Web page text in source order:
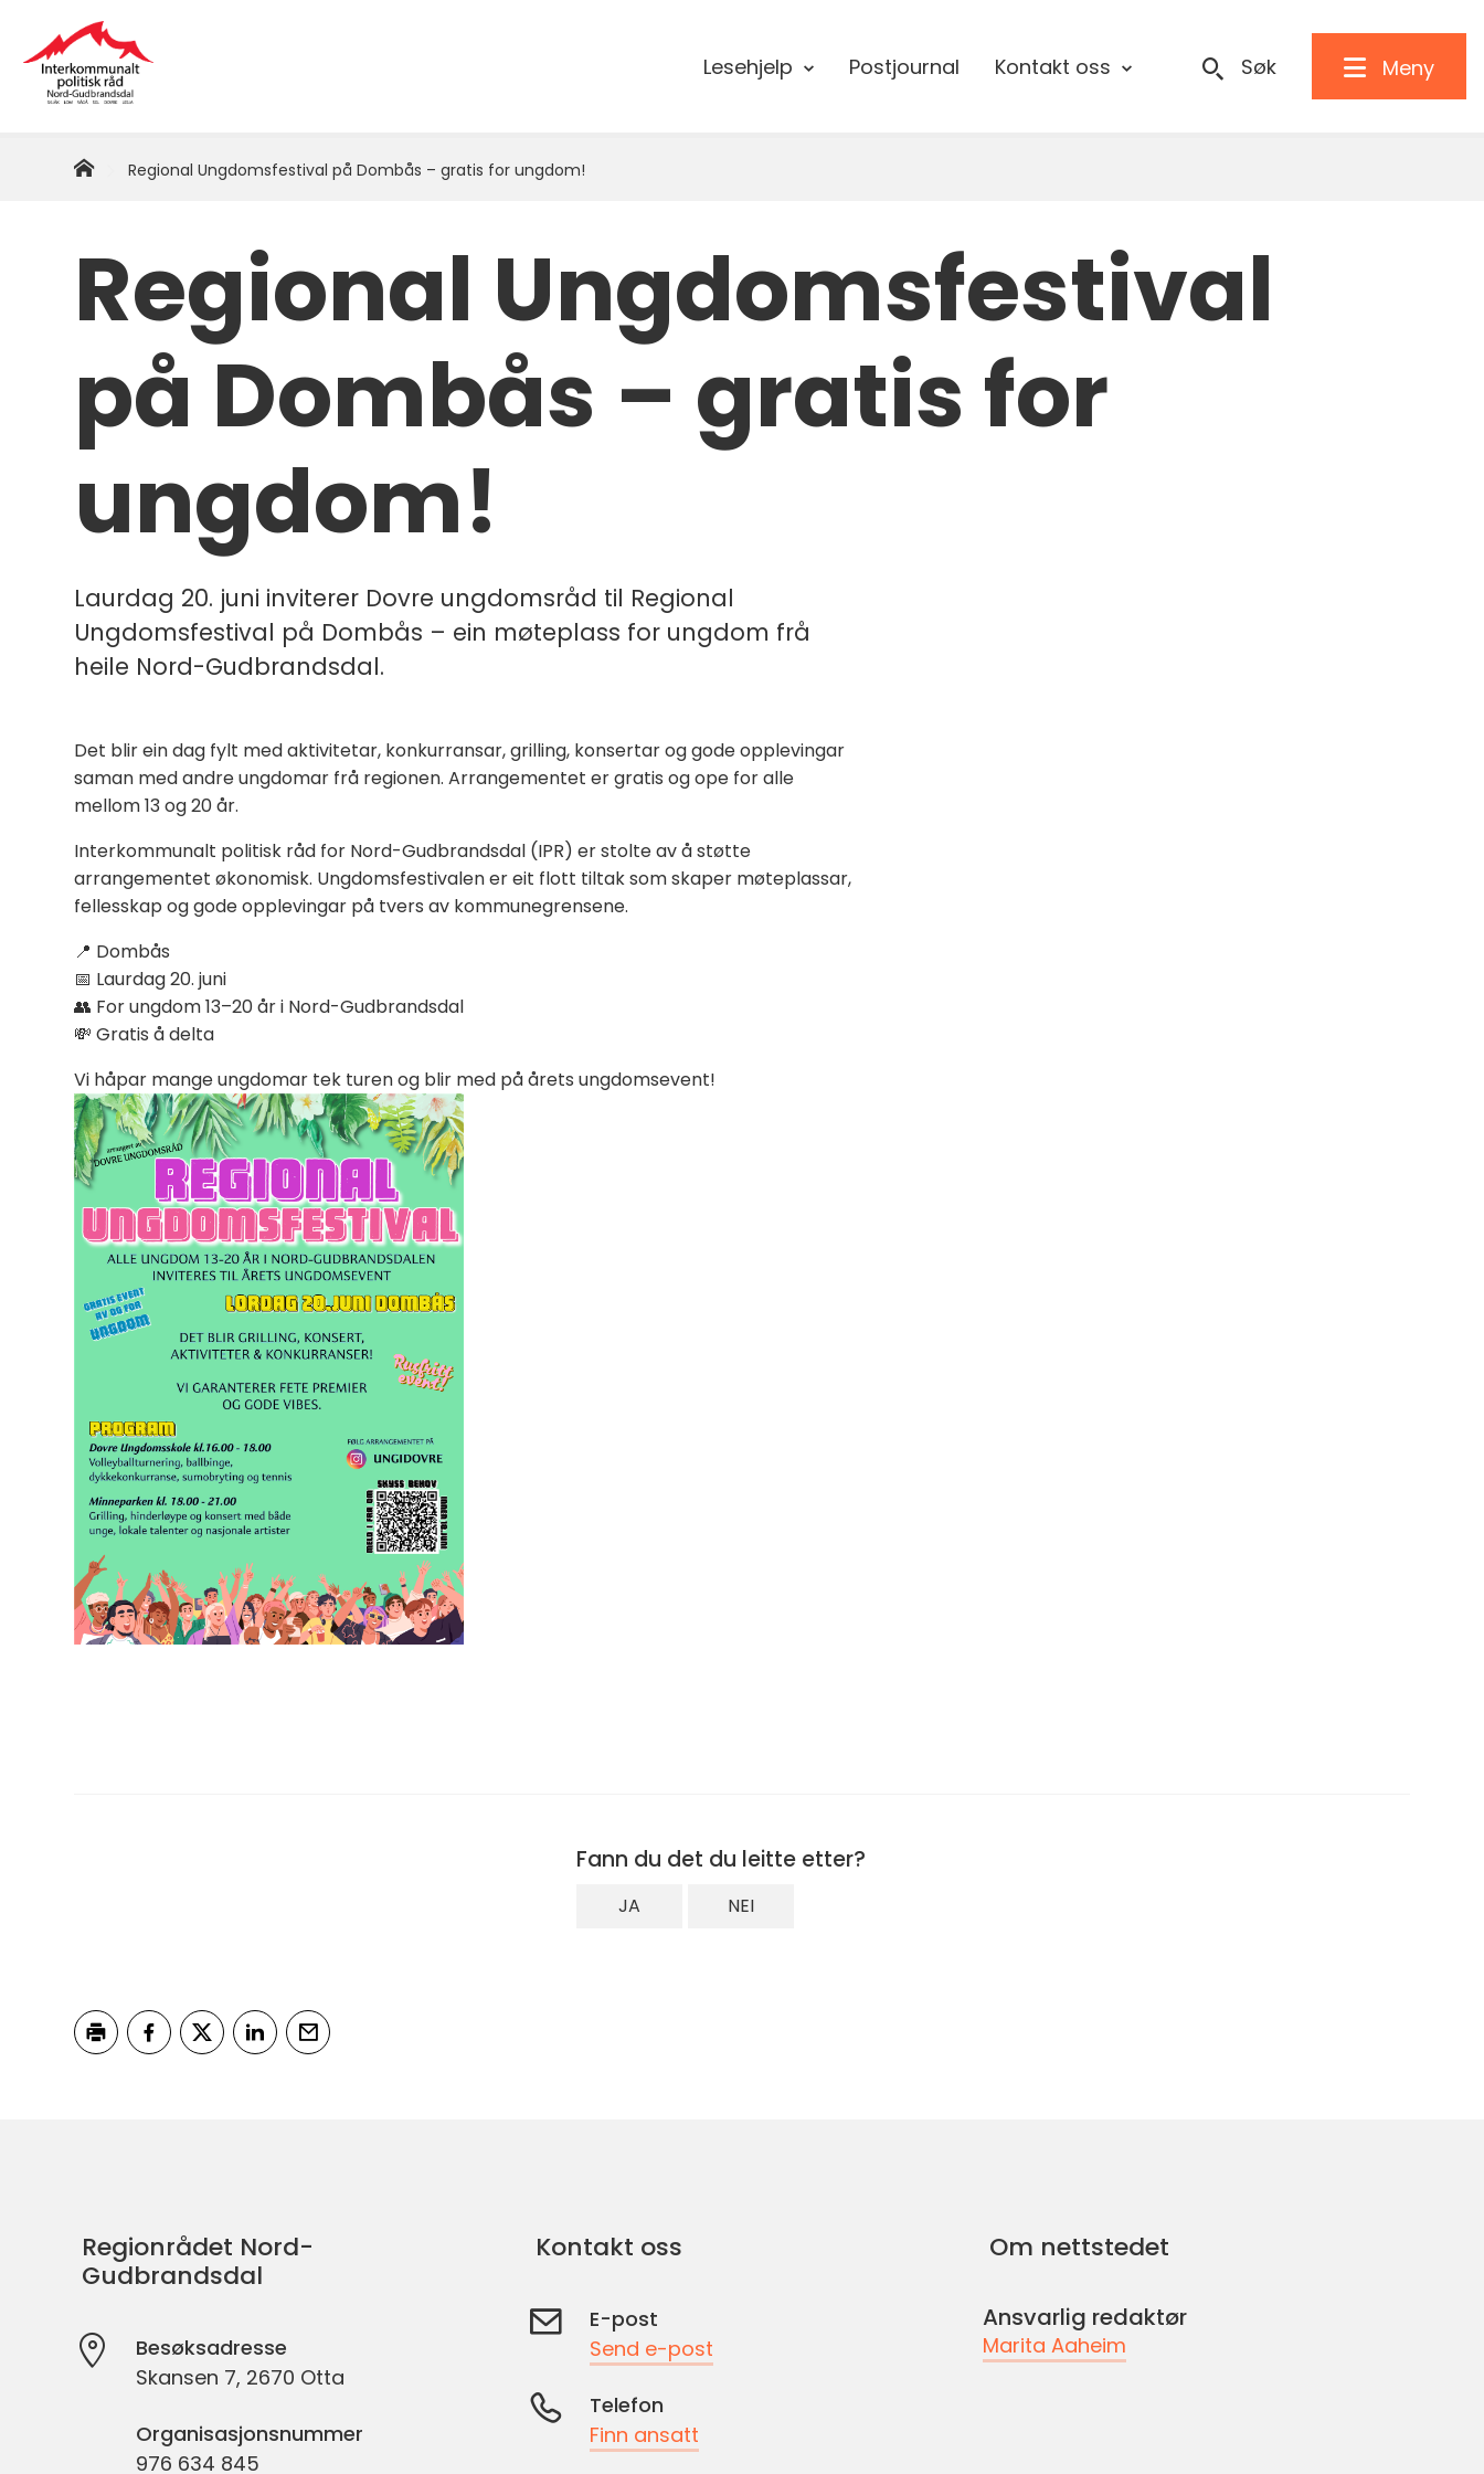
Interkommunalt
råd
Gudbrandsdal
Lesehjelp Postjournal Kontakt oss Søk Meny
DuHjemRegional Ungdomsfestival på Dombås – gratis for ungdom!
Regional Ungdomsfestival
på Dombås – gratis for
ungdom!
Laurdag 20. juni inviterer Dovre ungdomsråd til Regional
Ungdomsfestival på Dombås – ein møteplass for ungdom frå
heile Nord-Gudbrandsdal.
Det blir ein dag fylt med aktivitetar, konkurransar, grilling, konsertar og gode opplevingar
saman med andre ungdomar frå regionen. Arrangementet er gratis og ope for alle
mellom 13 og 20 år.
Interkommunalt politisk råd for Nord-Gudbrandsdal (IPR) er stolte av å støtte
arrangementet økonomisk. Ungdomsfestivalen er eit flott tiltak som skaper møteplassar,
fellesskap og gode opplevingar på tvers av kommunegrensene.
📍 Dombås
📅 Laurdag 20. juni
👥 For ungdom 13–20 år i Nord-Gudbrandsdal
💸 Gratis å delta
Vi håpar mange ungdomar tek turen og blir med på årets ungdomsevent!
Fann du det du leitte etter?
JA NEI
Regionrådet Nord-
Gudbrandsdal
Besøksadresse
Skansen 7, 2670 Otta
Organisasjonsnummer
976 634 845
Kontakt oss
E-post
Send e-post
Telefon
Finn ansatt
Om nettstedet
Ansvarlig redaktør
Marita Aaheim